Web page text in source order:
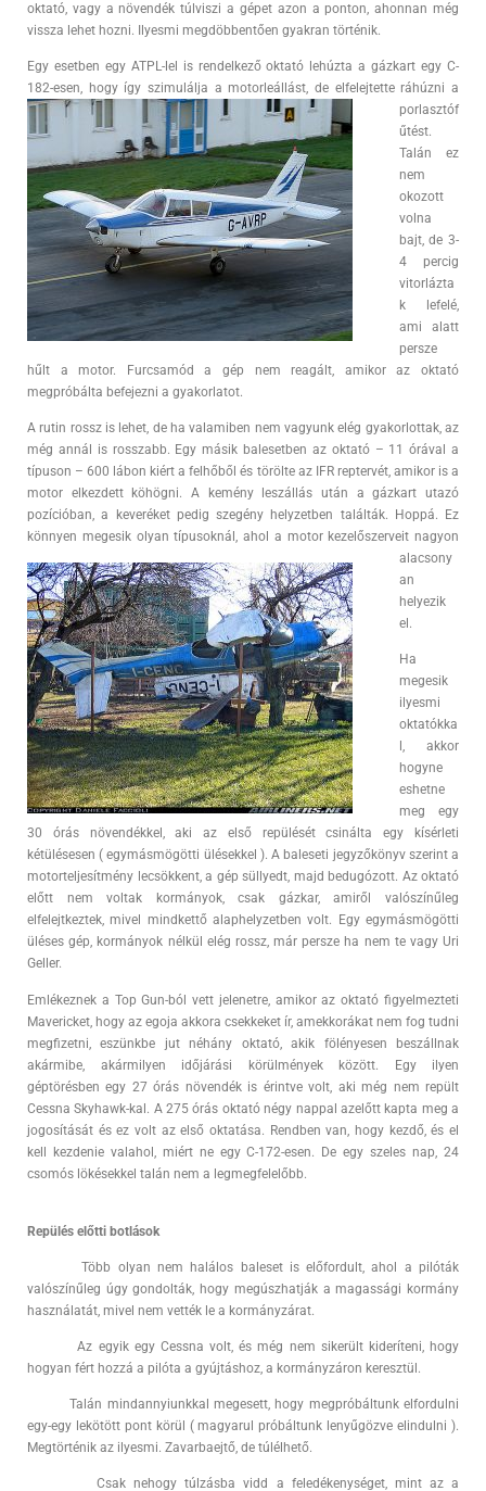
oktató, vagy a növendék túlviszi a gépet azon a ponton, ahonnan még
vissza lehet hozni. Ilyesmi megdöbbentően gyakran történik.
Egy esetben egy ATPL-lel is rendelkező oktató lehúzta a gázkart egy C-
182-esen, hogy így szimulálja a motorleállást, de elfelejtette ráhúzni a
porlasztóf
űtést.
Talán ez
nem
okozott
volna
bajt, de 3-
4 percig
vitorlázta
k lefelé,
ami alatt
persze
hűlt a motor. Furcsamód a gép nem reagált, amikor az oktató
megpróbálta befejezni a gyakorlatot.
A rutin rossz is lehet, de ha valamiben nem vagyunk elég gyakorlottak, az
még annál is rosszabb. Egy másik balesetben az oktató – 11 órával a
típuson – 600 lábon kiért a felhőből és törölte az IFR reptervét, amikor is a
motor elkezdett köhögni. A kemény leszállás után a gázkart utazó
pozícióban, a keveréket pedig szegény helyzetben találták. Hoppá. Ez
könnyen megesik olyan típusoknál, ahol a motor kezelőszerveit nagyon
alacsony
an
helyezik
el.
Ha
megesik
ilyesmi
oktatókka
l, akkor
hogyne
eshetne
meg egy
30 órás növendékkel, aki az első repülését csinálta egy kísérleti
kétülésesen ( egymásmögötti ülésekkel ). A baleseti jegyzőkönyv szerint a
motorteljesítmény lecsökkent, a gép süllyedt, majd bedugózott. Az oktató
előtt nem voltak kormányok, csak gázkar, amiről valószínűleg
elfelejtkeztek, mivel mindkettő alaphelyzetben volt. Egy egymásmögötti
üléses gép, kormányok nélkül elég rossz, már persze ha nem te vagy Uri
Geller.
Emlékeznek a Top Gun-ból vett jelenetre, amikor az oktató figyelmezteti
Mavericket, hogy az egoja akkora csekkeket ír, amekkorákat nem fog tudni
megfizetni, eszünkbe jut néhány oktató, akik fölényesen beszállnak
akármibe, akármilyen időjárási körülmények között. Egy ilyen
géptörésben egy 27 órás növendék is érintve volt, aki még nem repült
Cessna Skyhawk-kal. A 275 órás oktató négy nappal azelőtt kapta meg a
jogosítását és ez volt az első oktatása. Rendben van, hogy kezdő, és el
kell kezdenie valahol, miért ne egy C-172-esen. De egy szeles nap, 24
csomós lökésekkel talán nem a legmegfelelőbb.
Repülés előtti botlások
Több olyan nem halálos baleset is előfordult, ahol a pilóták
valószínűleg úgy gondolták, hogy megúszhatják a magassági kormány
használatát, mivel nem vették le a kormányzárat.
Az egyik egy Cessna volt, és még nem sikerült kideríteni, hogy
hogyan fért hozzá a pilóta a gyújtáshoz, a kormányzáron keresztül.
Talán mindannyiunkkal megesett, hogy megpróbáltunk elfordulni
egy-egy lekötött pont körül ( magyarul próbáltunk lenyűgözve elindulni ).
Megtörténik az ilyesmi. Zavarbaejtő, de túlélhető.
Csak nehogy túlzásba vidd a feledékenységet, mint az a